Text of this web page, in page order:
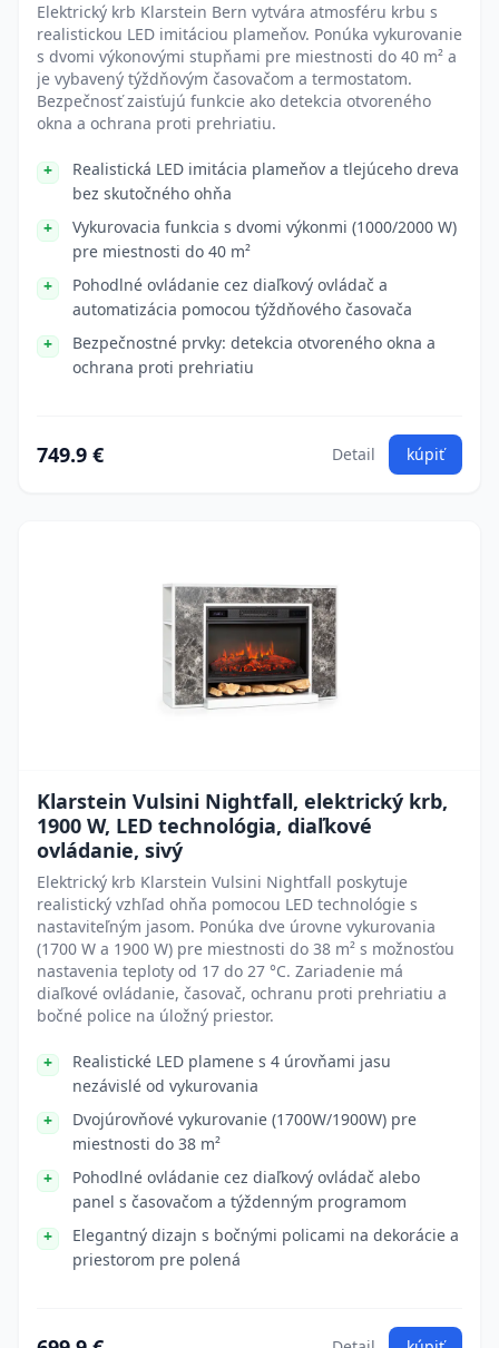
Elektrický krb Klarstein Bern vytvára atmosféru krbu s
realistickou LED imitáciou plameňov. Ponúka vykurovanie
s dvomi výkonovými stupňami pre miestnosti do 40 m² a
je vybavený týždňovým časovačom a termostatom.
Bezpečnosť zaisťujú funkcie ako detekcia otvoreného
okna a ochrana proti prehriatiu.
Realistická LED imitácia plameňov a tlejúceho dreva
bez skutočného ohňa
Vykurovacia funkcia s dvomi výkonmi (1000/2000 W)
pre miestnosti do 40 m²
Pohodlné ovládanie cez diaľkový ovládač a
automatizácia pomocou týždňového časovača
Bezpečnostné prvky: detekcia otvoreného okna a
ochrana proti prehriatiu
749.9 € Detail kúpiť
Klarstein Vulsini Nightfall, elektrický krb,
1900 W, LED technológia, diaľkové
ovládanie, sivý
Elektrický krb Klarstein Vulsini Nightfall poskytuje
realistický vzhľad ohňa pomocou LED technológie s
nastaviteľným jasom. Ponúka dve úrovne vykurovania
(1700 W a 1900 W) pre miestnosti do 38 m² s možnosťou
nastavenia teploty od 17 do 27 °C. Zariadenie má
diaľkové ovládanie, časovač, ochranu proti prehriatiu a
bočné police na úložný priestor.
Realistické LED plamene s 4 úrovňami jasu
nezávislé od vykurovania
Dvojúrovňové vykurovanie (1700W/1900W) pre
miestnosti do 38 m²
Pohodlné ovládanie cez diaľkový ovládač alebo
panel s časovačom a týždenným programom
Elegantný dizajn s bočnými policami na dekorácie a
priestorom pre polená